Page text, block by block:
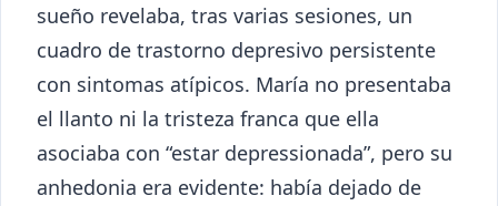
sueño revelaba, tras varias sesiones, un
cuadro de trastorno depresivo persistente
con sintomas atípicos. María no presentaba
el llanto ni la tristeza franca que ella
asociaba con “estar depressionada”, pero su
anhedonia era evidente: había dejado de